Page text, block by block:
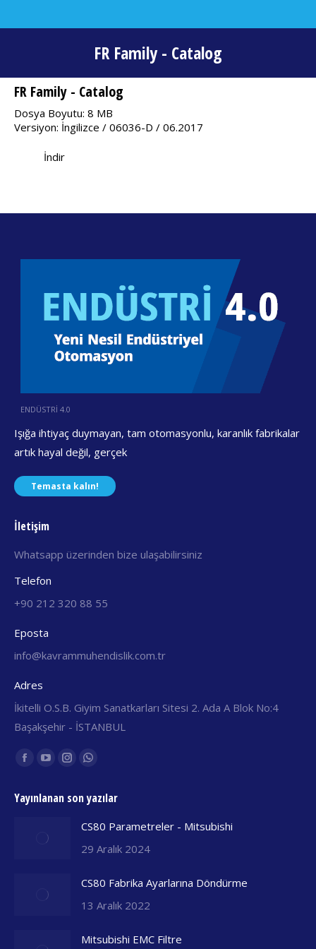
FR Family - Catalog
FR Family - Catalog
Dosya Boyutu: 8 MB
Versiyon: İngilizce / 06036-D / 06.2017
İndir
ENDÜSTRİ 4.0
Işığa ihtiyaç duymayan, tam otomasyonlu, karanlık fabrikalar
artık hayal değil, gerçek
Temasta kalın!
İletişim
Whatsapp üzerinden bize ulaşabilirsiniz
Telefon
+90 212 320 88 55
Eposta
info@kavrammuhendislik.com.tr
Adres
İkitelli O.S.B. Giyim Sanatkarları Sitesi 2. Ada A Blok No:4
Başakşehir - İSTANBUL
Find us on:
Facebook
pencerede
YouTube
pencerede
Instagram
pencerede
açılır
Whatsapp
pencerede
açılır
Yayınlanan son yazılar
CS80 Parametreler - Mitsubishi
29 Aralık 2024
CS80 Fabrika Ayarlarına Döndürme
13 Aralık 2022
Mitsubishi EMC Filtre